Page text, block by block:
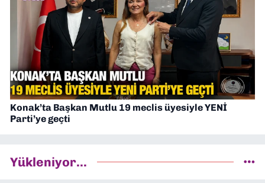
Konak’ta Başkan Mutlu 19 meclis üyesiyle YENİ
Parti’ye geçti
Yükleniyor...